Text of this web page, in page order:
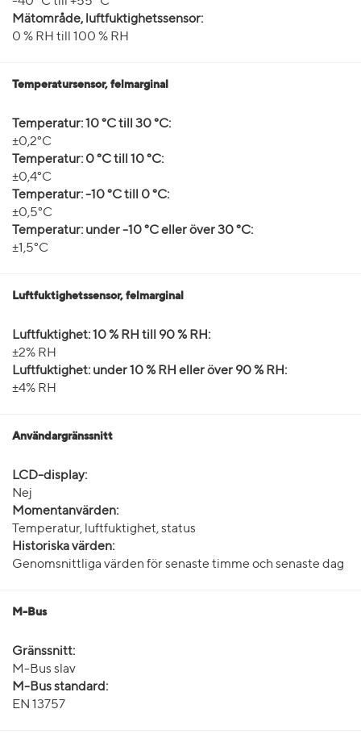
Mätområde, luftfuktighetssensor:
0 % RH till 100 % RH
Temperatursensor, felmarginal
Temperatur: 10 °C till 30 °C:
±0,2°C
Temperatur: 0 °C till 10 °C:
±0,4°C
Temperatur: -10 °C till 0 °C:
±0,5°C
Temperatur: under -10 °C eller över 30 °C:
±1,5°C
Luftfuktighetssensor, felmarginal
Luftfuktighet: 10 % RH till 90 % RH:
±2% RH
Luftfuktighet: under 10 % RH eller över 90 % RH:
±4% RH
Användargränssnitt
LCD-display:
Nej
Momentanvärden:
Temperatur, luftfuktighet, status
Historiska värden:
Genomsnittliga värden för senaste timme och senaste dag
M-Bus
Gränssnitt:
M-Bus slav
M-Bus standard:
EN 13757